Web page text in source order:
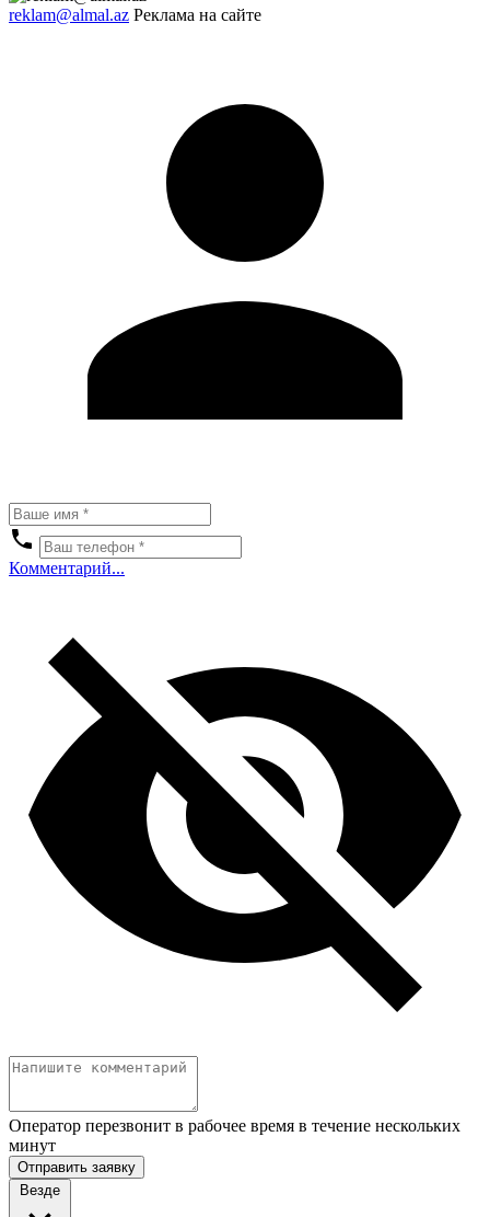
reklam@almal.az Реклама на сайте
Комментарий...
Оператор перезвонит в рабочее время в течение нескольких
минут
Отправить заявку
Везде